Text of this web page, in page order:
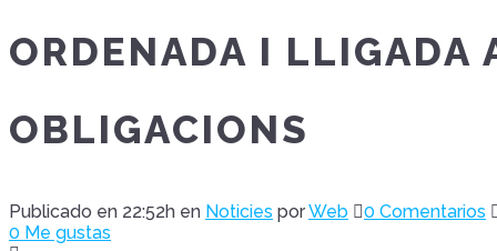
ORDENADA I LLIGADA
OBLIGACIONS
Publicado en 22:52h en Noticies porWeb
0 Comentarios
0 Me gustas